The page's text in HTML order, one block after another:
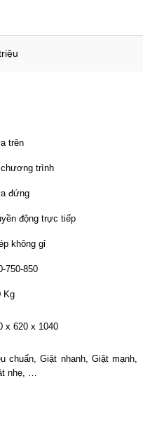
trên
chương trình
đứng
động trực tiếp
không gỉ
750-850
Kg
x 620 x 1040
chuẩn, Giặt nhanh, Giặt mạnh,
nhẹ, …